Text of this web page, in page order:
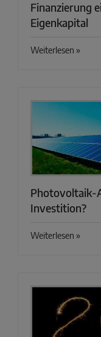
Finanzierung
Eigenkapital
Weiterlesen »
Photovoltaik-
Investition?
Weiterlesen »